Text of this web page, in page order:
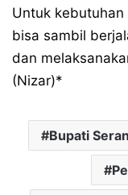
Untuk
bisa sambil
dan
(Nizar)*
Bupati